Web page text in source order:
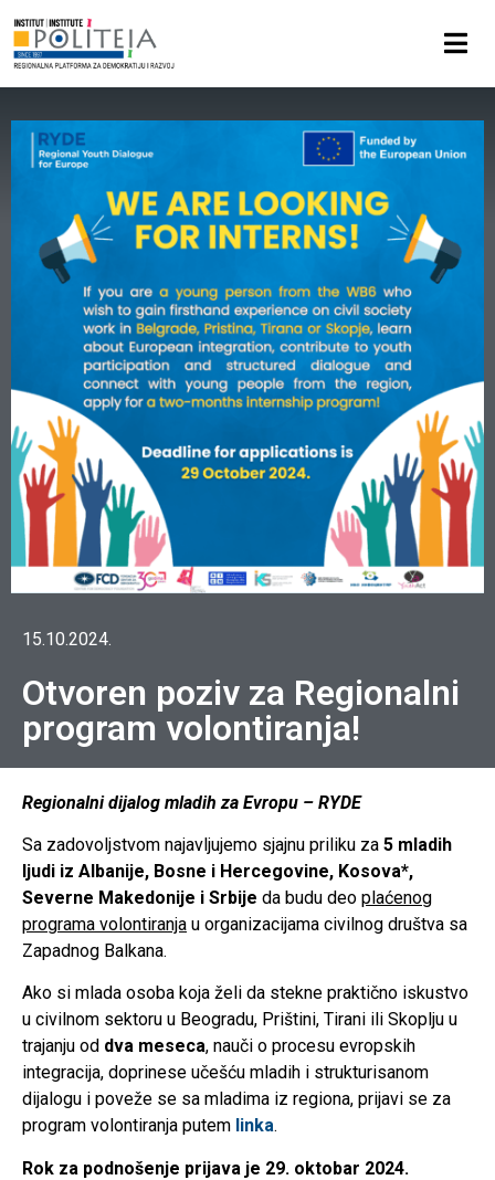
15.10.2024.
Otvoren poziv za Regionalni
program volontiranja!
Regionalni dijalog mladih za Evropu – RYDE
Sa zadovoljstvom najavljujemo sjajnu priliku za 5 mladih
ljudi iz Albanije, Bosne i Hercegovine, Kosova*,
Severne Makedonije i Srbije da budu deo plaćenog
programa volontiranja u organizacijama civilnog društva sa
Zapadnog Balkana.
Ako si mlada osoba koja želi da stekne praktično iskustvo
u civilnom sektoru u Beogradu, Prištini, Tirani ili Skoplju u
trajanju od dva meseca, nauči o procesu evropskih
integracija, doprinese učešću mladih i strukturisanom
dijalogu i poveže se sa mladima iz regiona, prijavi se za
program volontiranja putem linka.
Rok za podnošenje prijava je 29. oktobar 2024.